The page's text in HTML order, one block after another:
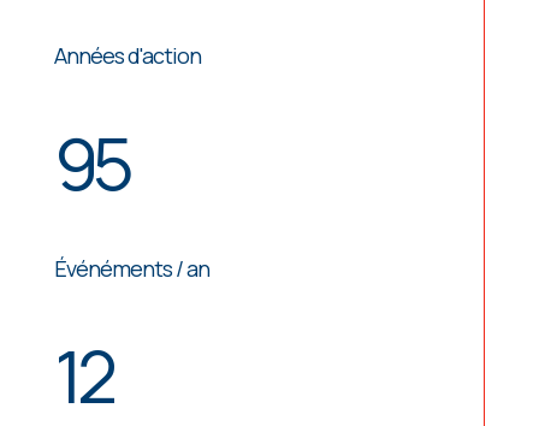
Années d'action
95
Événéments / an
12